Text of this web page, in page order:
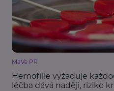
MaVe PR
Hemofilie vyžaduje
léčba dává naději, riziko